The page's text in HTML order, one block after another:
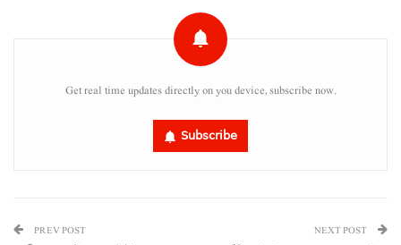
Get real time updates directly on you device, subscribe now.
Subscribe
PREV POST NEXT POST